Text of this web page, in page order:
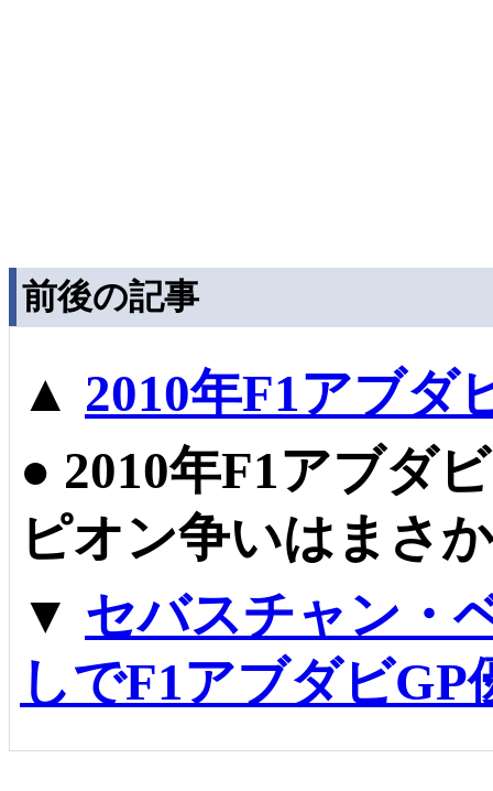
前後の記事
▲ 2010年F1アブダ
● 2010年F1アブダ
ピオン争いはまさ
▼ セバスチャン・
しでF1アブダビGP